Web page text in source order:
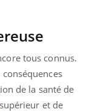
tous connus.
de la santé de
supérieur et de